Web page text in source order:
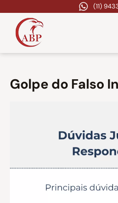
(11)
Golpe do Falso